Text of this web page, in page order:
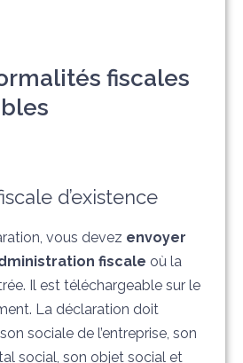
fiscales
d’existence
vous devez envoyer
fiscale où la
Il est téléchargeable sur le
La déclaration doit
sociale de l’entreprise, son
social, son objet social et